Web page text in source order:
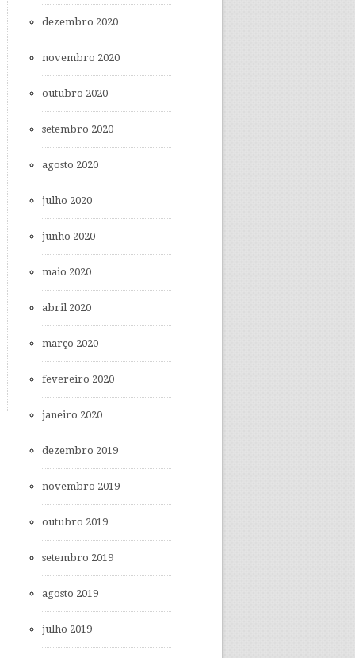
dezembro 2020
novembro 2020
outubro 2020
setembro 2020
agosto 2020
julho 2020
junho 2020
maio 2020
abril 2020
março 2020
fevereiro 2020
janeiro 2020
dezembro 2019
novembro 2019
outubro 2019
setembro 2019
agosto 2019
julho 2019